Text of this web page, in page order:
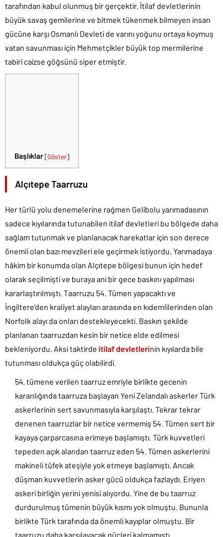
tarafından kabul olunmuş bir gerçektir. İtilaf devletlerinin
büyük savaş gemilerine ve bitmek tükenmek bilmeyen insan
gücüne karşı Osmanlı Devleti de varını yoğunu ortaya koymuş
vatan savunması için Mehmetçikler büyük top mermilerine
tabiri caizse göğsünü siper etmiştir.
Başlıklar[Göster]
Alçıtepe Taarruzu
Her türlü yolu denemelerine rağmen Gelibolu yarımadasının
sadece kıyılarında tutunabilen itilaf devletleri bu bölgede daha
sağlam tutunmak ve planlanacak harekatlar için son derece
önemli olan bazı mevzileri ele geçirmek istiyordu. Yarımadaya
hâkim bir konumda olan Alçıtepe bölgesi bunun için hedef
olarak seçilmişti ve buraya ani bir gece baskını yapılması
kararlaştırılmıştı. Taarruzu 54. Tümen yapacaktı ve
İngiltere’den kraliyet alayları arasında en kıdemlilerinden olan
Norfolk alayı da onları destekleyecekti. Baskın şekilde
planlanan taarruzdan kesin bir netice elde edilmesi
bekleniyordu. Aksi taktirde itilaf devletlerinin kıyılarda bile
tutunması oldukça güç olabilirdi.
tümene verilen taarruz emriyle birlikte gecenin
karanlığında taarruza başlayan Yeni Zelandalı askerler Türk
askerlerinin sert savunmasıyla karşılaştı. Tekrar tekrar
denenen taarruzlar bir netice vermemiş 54. Tümen sert bir
kayaya çarparcasına erimeye başlamıştı. Türk kuvvetleri
tepeden açık alandan taarruz eden 54. Tümen askerlerini
makineli tüfek ateşiyle yok etmeye başlamıştı. Ancak
düşman kuvvetlerin asker gücü oldukça fazlaydı. Eriyen
askeri birliğin yerini yenisi alıyordu. Yine de bu taarruz
durdurulmuş tümenin büyük kısmı yok olmuştu. Bununla
birlikte Türk tarafında da önemli kayıplar olmuştu. Bir
taarruzu daha karşılayacak güçleri kalmamıştı.